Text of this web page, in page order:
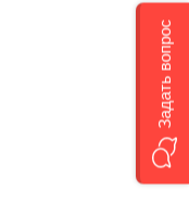
Задать вопрос